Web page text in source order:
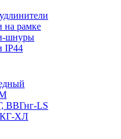
на рамке
шнуры
IP44
ВВГнг-LS
КГ-ХЛ